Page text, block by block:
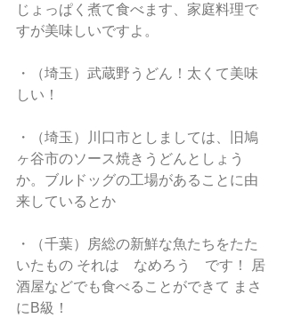
じょっぱく煮て食べます、家庭料理で
すが美味しいですよ。
・（埼玉）武蔵野うどん！太くて美味
しい！
・（埼玉）川口市としましては、旧鳩
ヶ谷市のソース焼きうどんとしょう
か。ブルドッグの工場があることに由
来しているとか
・（千葉）房総の新鮮な魚たちをたた
いたもの それは　なめろう　です！ 居
酒屋などでも食べることができて まさ
にB級！